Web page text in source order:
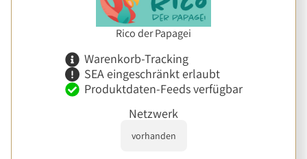
Rico der Papagei
Warenkorb-Tracking
SEA eingeschränkt erlaubt
Produktdaten-Feeds verfügbar
Netzwerk
vorhanden